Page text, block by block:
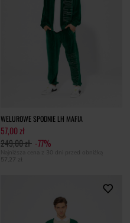
WELUROWE SPODNIE LH MAFIA
57,00 zł
249,00 zł -77%
Najniższa cena z 30 dni przed obniżką
57,27 zł